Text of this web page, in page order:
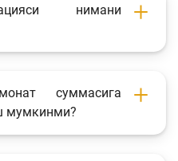
нимани
суммасига
мумкинми?